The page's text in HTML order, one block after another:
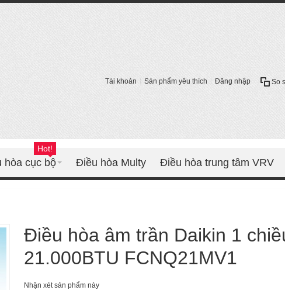
So
Tài khoản Sản phẩm yêu thích Đăng nhập
hòa cục bộ
Hot!
Điều hòa Multy Điều hòa trung tâm VRV
Điều hòa âm trần Daikin 1
21.000BTU FCNQ21MV1
Nhận xét sản phẩm này